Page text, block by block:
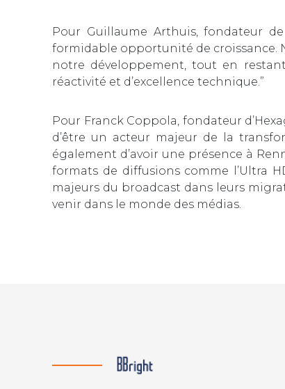
Pour Guillaume Arthuis, fondateur
formidable opportunité de croissance.
notre développement, tout en
réactivité et d’excellence technique.”
Pour Franck Coppola, fondateur
d’être un acteur majeur de la
également d’avoir une présence à
formats de diffusions comme l’Ultra
majeurs du broadcast dans leurs
venir dans le monde des médias.